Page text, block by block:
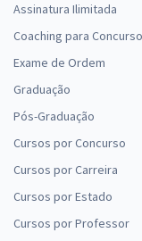
DEGASE -
DEGASE -
Assinatura Ilimitada
Coaching para
Exame de Ordem
Graduação
Pós-Graduação
Cursos por Concurso
Cursos por Carreira
Cursos por Estado
Cursos por Professor